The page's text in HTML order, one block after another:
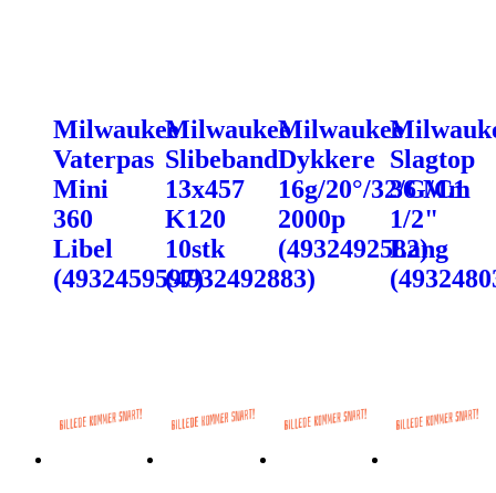
Milwaukee
Vaterpas
Mini
360
Libel
(4932459597)
Milwaukee
Slibeband
13x457
K120
10stk
(4932492883)
Milwaukee
Dykkere
16g/20°/32/G/C1
2000p
(4932492582)
Slagtop
36 Mm
1/2"
Lang